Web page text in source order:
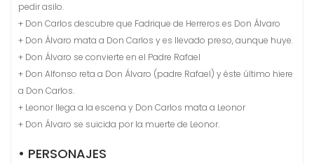
pedir asilo.
+ Don Carlos descubre que Fadrique de Herreros es Don Álvaro
+ Don Álvaro mata a Don Carlos y es llevado preso, aunque huye.
+ Don Álvaro se convierte en el Padre Rafael
+ Don Alfonso reta a Don Álvaro (padre Rafael) y éste último hiere
a Don Carlos.
+ Leonor llega a la escena y Don Carlos mata a Leonor
+ Don Álvaro se suicida por la muerte de Leonor.
• PERSONAJES